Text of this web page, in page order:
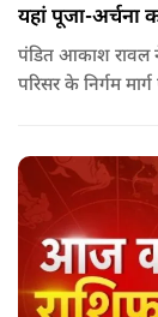
यहां पूजा-अर्चना
पंडित आकाश रावल
परिसर के निर्गम